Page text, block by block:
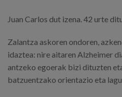
Juan Carlos dut izena. 42 urte
Zalantza askoren ondoren,
idaztea: nire aitaren Alzheimer
antzeko egoerak bizi dituzten
batzuentzako orientazio eta